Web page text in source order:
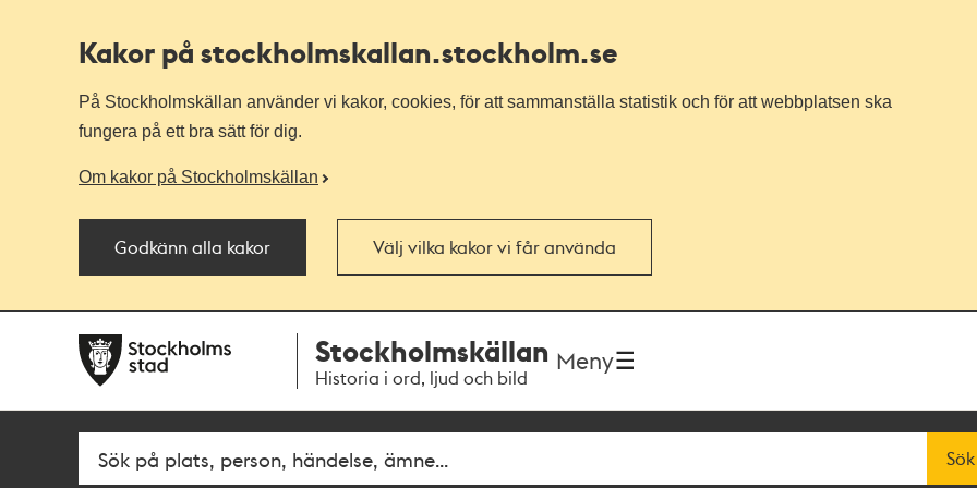
Kakor på stockholmskallan.stockholm.se
På Stockholmskällan använder vi kakor, cookies, för att sammanställa statistik och för att webbplatsen ska
fungera på ett bra sätt för dig.
Om kakor på Stockholmskällan
Godkänn alla kakor Välj vilka kakor vi får använda
navigationen
huvudinnehållet
Stockholmskällan
Historia i ord, ljud och bild
Meny
Fritextsök Sök